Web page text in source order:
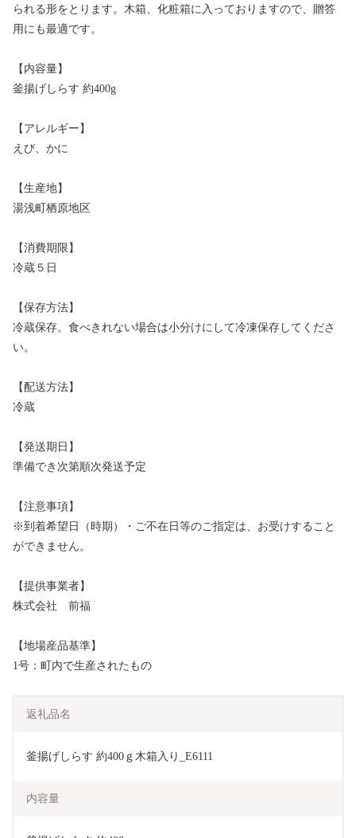
られる形をとります。木箱、化粧箱に入っておりますので、贈答
用にも最適です。
【内容量】
釜揚げしらす 約400g
【アレルギー】
えび、かに
【生産地】
湯浅町栖原地区
【消費期限】
冷蔵５日
【保存方法】
冷蔵保存。食べきれない場合は小分けにして冷凍保存してくださ
い。
【配送方法】
冷蔵
【発送期日】
準備でき次第順次発送予定
【注意事項】
※到着希望日（時期）・ご不在日等のご指定は、お受けすること
ができません。
【提供事業者】
株式会社 前福
【地場産品基準】
1号：町内で生産されたもの
返礼品名
釜揚げしらす 約400ｇ木箱入り_E6111
内容量